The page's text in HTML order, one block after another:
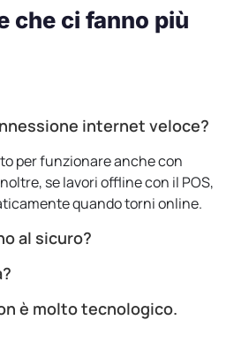
che ci fanno più
internet veloce?
per funzionare anche con
se lavori offline con il POS,
quando torni online.
al sicuro?
è molto tecnologico.